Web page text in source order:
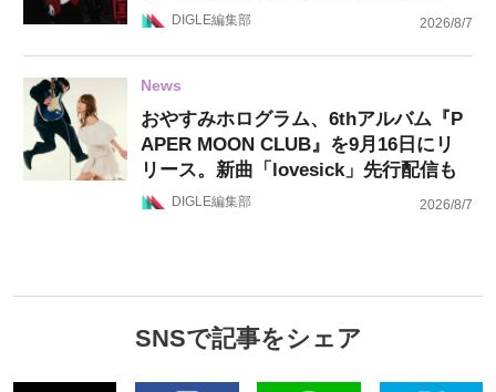
DIGLE編集部 2026/8/7
News
おやすみホログラム、6thアルバム『P
APER MOON CLUB』を9月16日にリ
リース。新曲「lovesick」先行配信も
DIGLE編集部 2026/8/7
SNSで記事をシェア